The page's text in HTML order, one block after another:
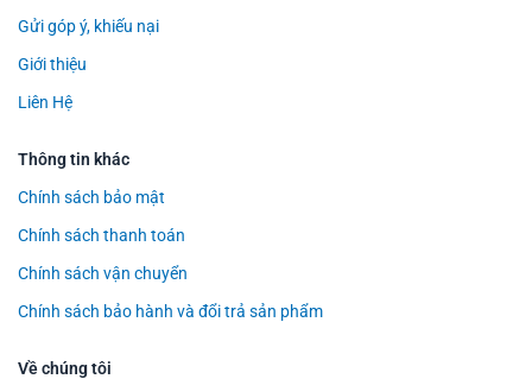
Gửi góp ý, khiếu nại
Giới thiệu
Liên Hệ
Thông tin khác
Chính sách bảo mật
Chính sách thanh toán
Chính sách vận chuyển
Chính sách bảo hành và đổi trả sản phẩm
Về chúng tôi